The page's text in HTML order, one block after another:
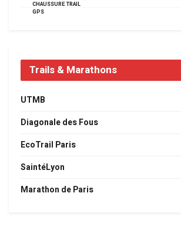
CHAUSSURE TRAIL
GPS
Trails & Marathons
UTMB
Diagonale des Fous
EcoTrail Paris
SaintéLyon
Marathon de Paris